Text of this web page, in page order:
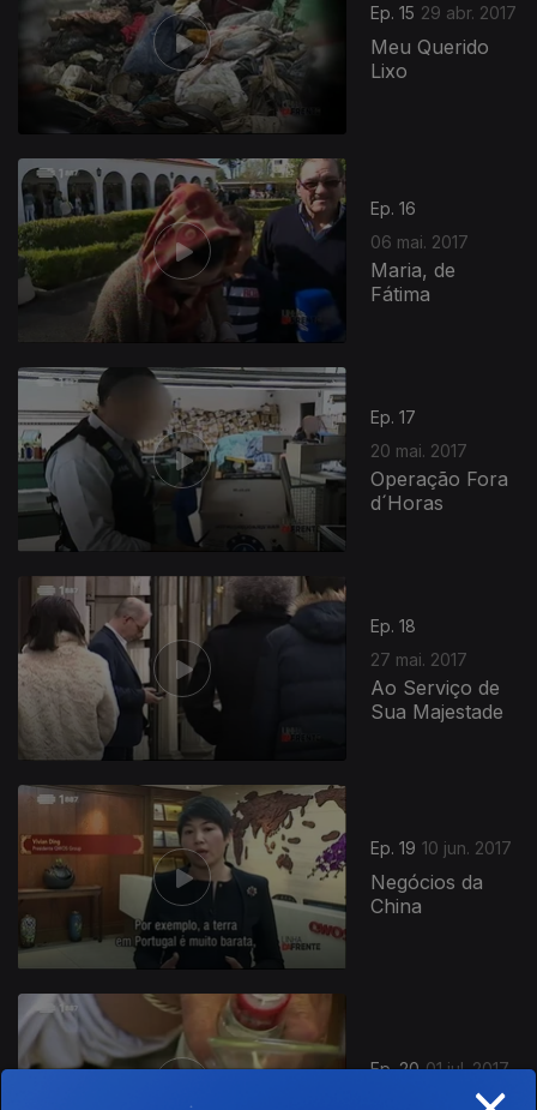
Ep. 15 29 abr. 2017
Meu Querido
Lixo
Ep. 16
06 mai. 2017
Maria, de
Fátima
Ep. 17
20 mai. 2017
Operação Fora
d´Horas
Ep. 18
27 mai. 2017
Ao Serviço de
Sua Majestade
Ep. 19 10 jun. 2017
Negócios da
China
Ep. 20 01 jul. 2017